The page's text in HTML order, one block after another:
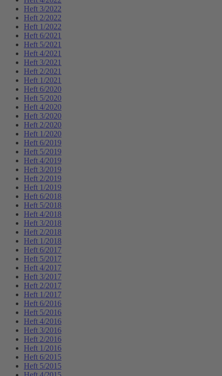
Heft 3/2022
Heft 2/2022
Heft 1/2022
Heft 6/2021
Heft 5/2021
Heft 4/2021
Heft 3/2021
Heft 2/2021
Heft 1/2021
Heft 6/2020
Heft 5/2020
Heft 4/2020
Heft 3/2020
Heft 2/2020
Heft 1/2020
Heft 6/2019
Heft 5/2019
Heft 4/2019
Heft 3/2019
Heft 2/2019
Heft 1/2019
Heft 6/2018
Heft 5/2018
Heft 4/2018
Heft 3/2018
Heft 2/2018
Heft 1/2018
Heft 6/2017
Heft 5/2017
Heft 4/2017
Heft 3/2017
Heft 2/2017
Heft 1/2017
Heft 6/2016
Heft 5/2016
Heft 4/2016
Heft 3/2016
Heft 2/2016
Heft 1/2016
Heft 6/2015
Heft 5/2015